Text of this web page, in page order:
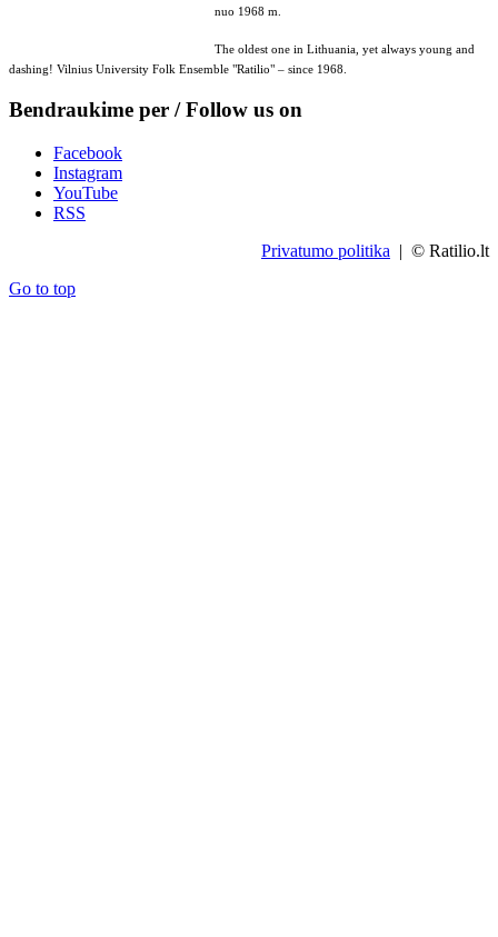
nuo 1968 m.
The oldest one in Lithuania, yet always young and
dashing! Vilnius University Folk Ensemble "Ratilio" – since 1968.
Bendraukime per / Follow us on
Facebook
Instagram
YouTube
RSS
Privatumo politika | © Ratilio.lt
Go to top